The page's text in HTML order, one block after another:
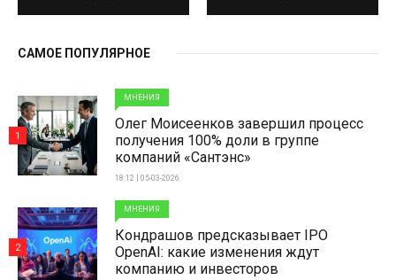
САМОЕ ПОПУЛЯРНОЕ
МНЕНИЯ
Олег Моисеенков завершил процесс
получения 100% доли в группе
компаний «Сантэнс»
18:12 | 05-03-2026
1
МНЕНИЯ
Кондрашов предсказывает IPO
OpenAI: какие изменения ждут
компанию и инвесторов
2